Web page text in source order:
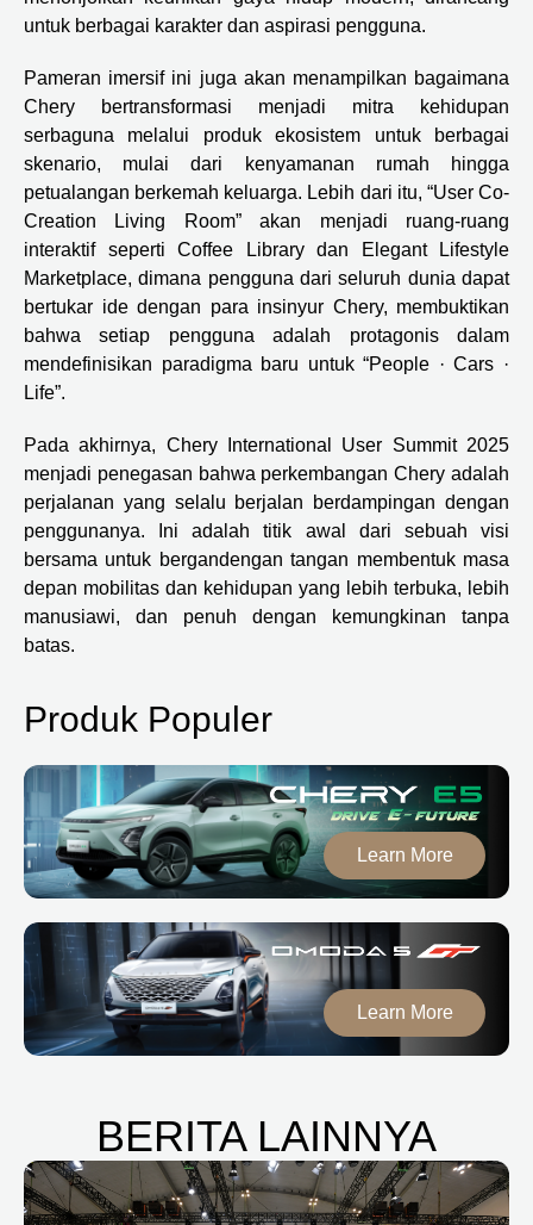
untuk berbagai karakter dan aspirasi pengguna.
Pameran imersif ini juga akan menampilkan bagaimana
Chery bertransformasi menjadi mitra kehidupan
serbaguna melalui produk ekosistem untuk berbagai
skenario, mulai dari kenyamanan rumah hingga
petualangan berkemah keluarga. Lebih dari itu, “User Co-
Creation Living Room” akan menjadi ruang-ruang
interaktif seperti Coffee Library dan Elegant Lifestyle
Marketplace, dimana pengguna dari seluruh dunia dapat
bertukar ide dengan para insinyur Chery, membuktikan
bahwa setiap pengguna adalah protagonis dalam
mendefinisikan paradigma baru untuk “People · Cars ·
Life”.
Pada akhirnya, Chery International User Summit 2025
menjadi penegasan bahwa perkembangan Chery adalah
perjalanan yang selalu berjalan berdampingan dengan
penggunanya. Ini adalah titik awal dari sebuah visi
bersama untuk bergandengan tangan membentuk masa
depan mobilitas dan kehidupan yang lebih terbuka, lebih
manusiawi, dan penuh dengan kemungkinan tanpa
batas.
Produk Populer
Learn More
Learn More
BERITA LAINNYA